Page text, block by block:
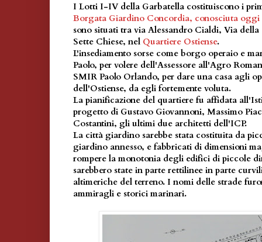
I Lotti I-IV della Garbatella costituiscono i
Borgata Giardino Concordia, conosciuta oggi
sono situati tra via Alessandro Cialdi, Via
Sette Chiese, nel Quartiere Ostiense.
L'insediamento sorse come borgo operaio e
Paolo, per volere dell'Assessore all'Agro
SMIR Paolo Orlando, per dare una casa agli
dell'Ostiense, da egli fortemente voluta.
La pianificazione del quartiere fu affidata
progetto di Gustavo Giovannoni, Massimo
Costantini, gli ultimi due architetti dell'ICP.
La città giardino sarebbe stata costituita da
giardino annesso, e fabbricati di dimensioni
rompere la monotonia degli edifici di piccole
sarebbero state in parte rettilinee in parte
altimeriche del terreno. I nomi delle strade
ammiragli e storici marinari.